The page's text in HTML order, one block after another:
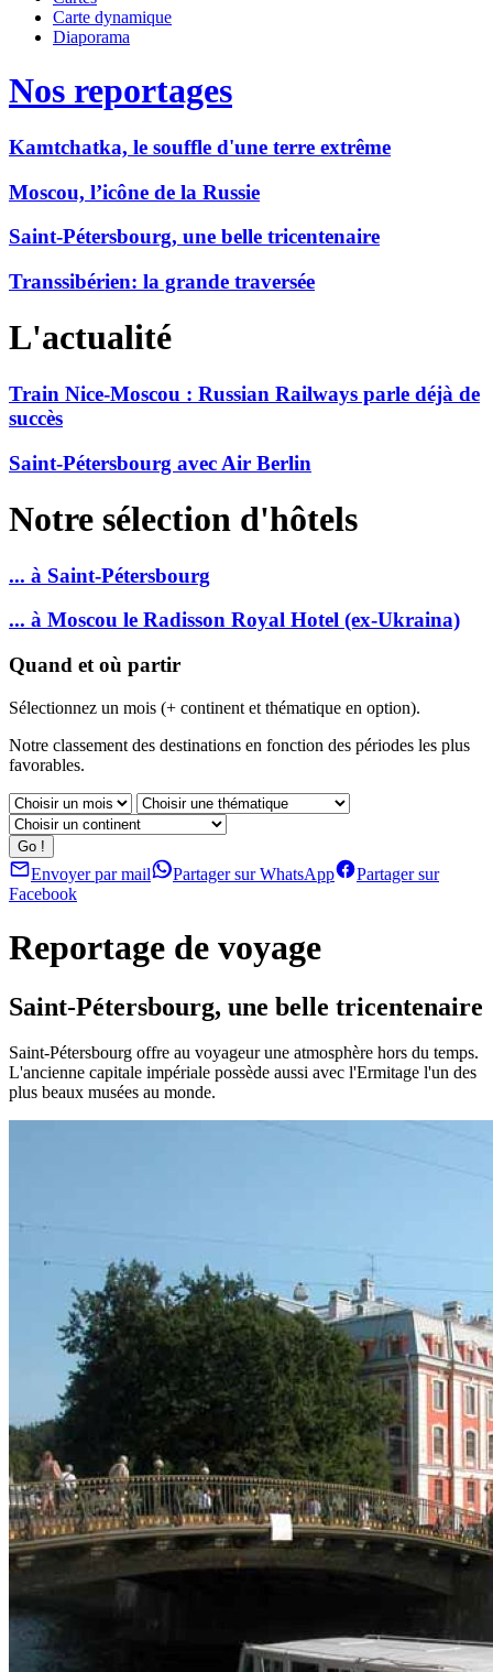
Carte dynamique
Diaporama
Nos reportages
Kamtchatka, le souffle d'une terre extrême
Moscou, l’icône de la Russie
Saint-Pétersbourg, une belle tricentenaire
Transsibérien: la grande traversée
L'actualité
Train Nice-Moscou : Russian Railways parle déjà de
succès
Saint-Pétersbourg avec Air Berlin
Notre sélection d'hôtels
... à Saint-Pétersbourg
... à Moscou le Radisson Royal Hotel (ex-Ukraina)
Quand et où partir
Sélectionnez un mois (+ continent et thématique en option).
Notre classement des destinations en fonction des périodes les plus
favorables.
Envoyer par mail Partager sur WhatsApp
Partager sur
Facebook
Reportage de voyage
Saint-Pétersbourg, une belle tricentenaire
Saint-Pétersbourg offre au voyageur une atmosphère hors du temps.
L'ancienne capitale impériale possède aussi avec l'Ermitage l'un des
plus beaux musées au monde.